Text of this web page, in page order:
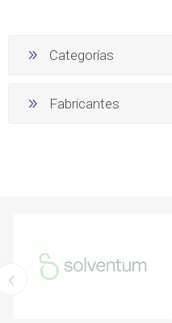
Categorías
Fabricantes